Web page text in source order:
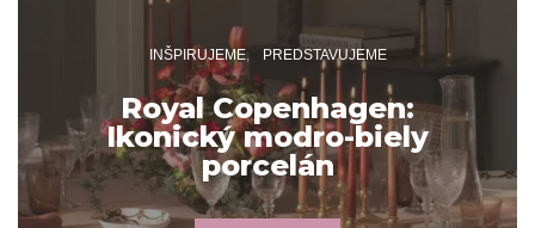
INŠPIRUJEME PREDSTAVUJEME
Royal Copenhagen:
Ikonický modro-biely
porcelán